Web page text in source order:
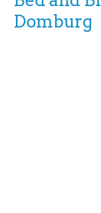
Domburg